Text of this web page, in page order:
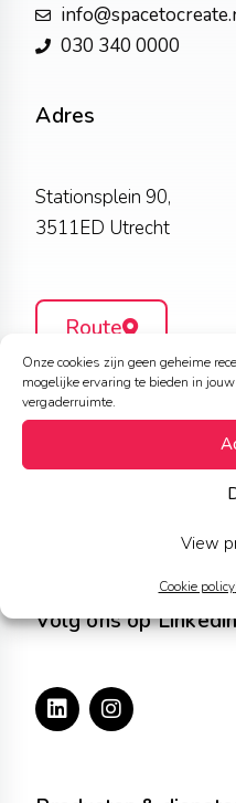
Onze cookies zijn geen geheime
mogelijke ervaring te bieden in
vergaderruimte.
View
Cookie policy
030 340 0000
Adres
Stationsplein 90,
3511ED Utrecht
Route
Blijf op de hoogte
Volg ons op
L
i
n
I
n
s